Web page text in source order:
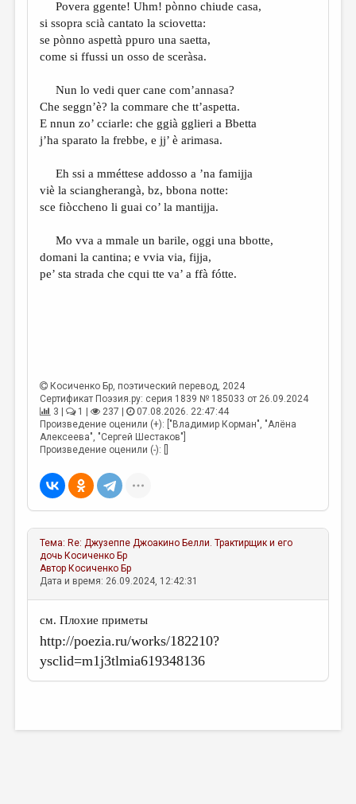
КОЛОНКА РЕДАКТОРА
РЕДКОЛЛЕГИЯ
МАЛАЯ ПРОЗА
ЭССЕИСТИКА
ЛИТЕРАТУРОВЕДЕНИЕ
КУЛЬТУРОВЕДЕНИЕ
ПУБЛИЦИСТИКА
РЕЦЕНЗИРОВАНИЕ
ЦИКЛЫ ПУБЛИКАЦИЙ
Povera ggente! Uhm! pònno chiude casa,
si ssopra scià cantato la sciovetta:
se pònno aspettà ppuro una saetta,
come si ffussi un osso de sceràsa.
Nun lo vedi quer cane com’annasa?
Che seggn’è? la commare che tt’aspetta.
E nnun zo’ cciarle: che ggià gglieri a Bbetta
j’ha sparato la frebbe, e jj’ è arimasa.
Eh ssi a mméttese addosso a ’na famijja
viè la sciangherangà, bz, bbona notte:
sce fiòccheno li guai co’ la mantijja.
Mo vva a mmale un barile, oggi una bbotte,
domani la cantina; e vvia via, fijja,
pe’ sta strada che cqui tte va’ a ffà fótte.
Косиченко Бр, поэтический перевод, 2024
Сертификат Поэзия.ру: серия 1839 № 185033 от 26.09.2024
3 |
1 | 237 |
07.08.2026. 22:47:44
Произведение оценили (+): ["Владимир Корман", "Алёна
Алексеева", "Сергей Шестаков"]
Произведение оценили (-): []
Тема: Re: Джузеппе Джоакино Белли. Трактирщик и его
дочь Косиченко Бр
Автор Косиченко Бр
Дата и время: 26.09.2024, 12:42:31
см. Плохие приметы
http://poezia.ru/works/182210?
ysclid=m1j3tlmia619348136